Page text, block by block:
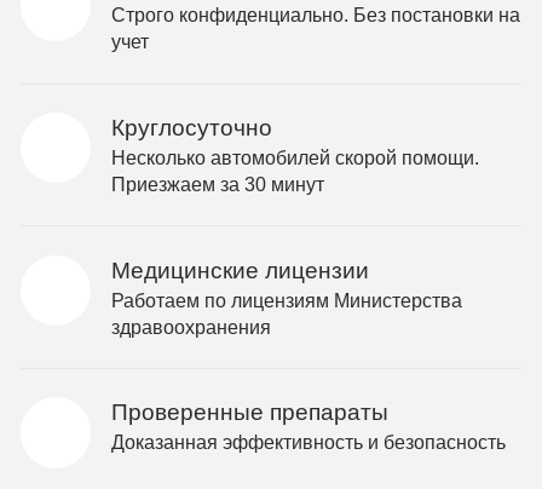
Строго конфиденциально. Без постановки на
учет
Круглосуточно
Несколько автомобилей скорой помощи.
Приезжаем за 30 минут
Медицинские лицензии
Работаем по лицензиям Министерства
здравоохранения
Проверенные препараты
Доказанная эффективность и безопасность